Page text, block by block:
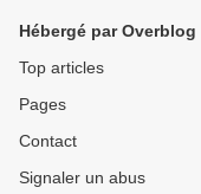
disparu, Fabrice
trapéziste de la
Hébergé par Overblog
Top articles
Pages
Contact
Signaler un abus